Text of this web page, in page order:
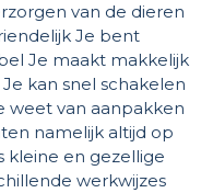
van de dieren
Je bent
Je maakt makkelijk
kan snel schakelen
weet van aanpakken
namelijk altijd op
kleine en gezellige
werkwijzes